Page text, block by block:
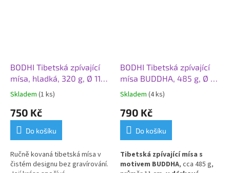
BODHI Tibetská zpívající
mísa, hladká, 320 g, Ø 11
cm
Skladem (1 ks)
750 Kč
Do košíku
Ručně kovaná tibetská mísa v
čistém designu bez gravírování.
BODHI Tibetská zpívající
mísa BUDDHA, 485 g, Ø 11
cm, dárková krabička
Skladem (4 ks)
790 Kč
Do košíku
Tibetská zpívající mísa s
motivem BUDDHA, cca 485 g,